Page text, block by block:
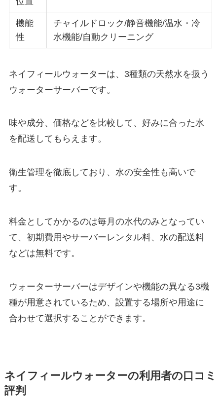
機能
性
チャイルドロック/静音機能/温水・冷
水機能/自動クリーニング
ネイフィールウォーターは、3種類の天然水を扱う
ウォーターサーバーです。
味や成分、価格などを比較して、好みに合った水
を配送してもらえます。
衛生管理を徹底しており、水の安全性も高いで
す。
料金としてかかるのは毎月の水代のみとなってい
て、初期費用やサーバーレンタル料、水の配送料
などは無料です。
ウォーターサーバーはデザインや機能の異なる3機
種が用意されているため、設置する場所や用途に
合わせて選択することができます。
ネイフィールウォーターの利用者の口コミ
評判